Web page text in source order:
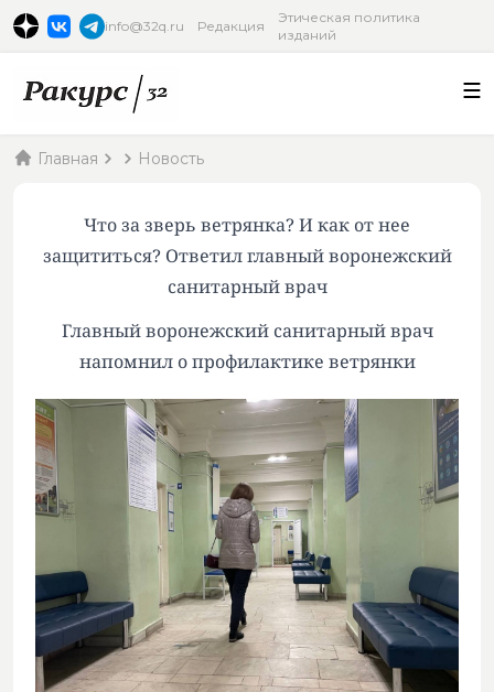
info@32q.ru Редакция
Этическая политика
изданий
Главная Новость
Что за зверь ветрянка? И как от нее
защититься? Ответил главный воронежский
санитарный врач
Главный воронежский санитарный врач
напомнил о профилактике ветрянки